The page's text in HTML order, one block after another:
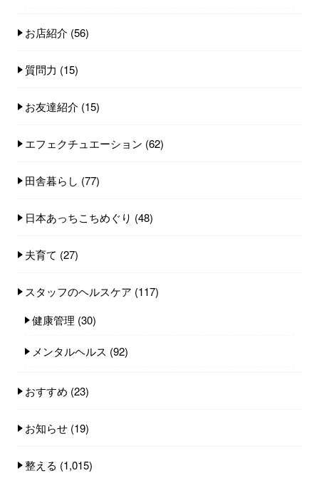
お店紹介 (56)
質問力 (15)
お友達紹介 (15)
エフェクチュエーション (62)
田舎暮らし (77)
日本あっちこちめぐり (48)
夫育て (27)
スタッフのヘルスケア (117)
健康管理 (30)
メンタルヘルス (92)
おすすめ (23)
お知らせ (19)
整える (1,015)